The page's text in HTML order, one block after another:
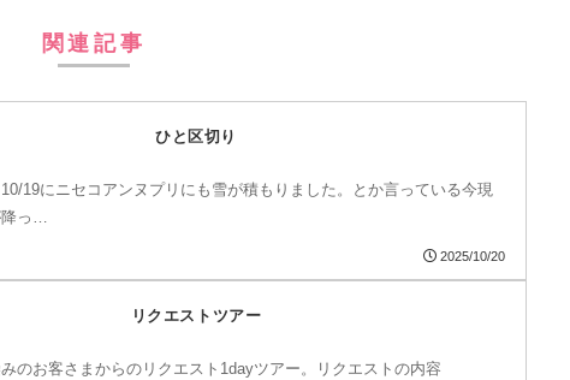
関連記事
ひと区切り
19にニセコアンヌプリにも雪が積もりました。とか言っている今現
っ…
2025/10/20
リクエストツアー
のお客さまからのリクエスト1dayツアー。リクエストの内容